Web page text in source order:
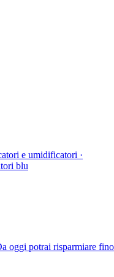
e umidificatori ·
blu
oggi potrai risparmiare fino